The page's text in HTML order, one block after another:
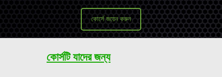
কোর্সে জয়েন করুন
কোর্সটি যাদের জন্য